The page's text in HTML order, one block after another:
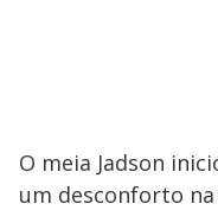
O meia Jadson
um desconforto